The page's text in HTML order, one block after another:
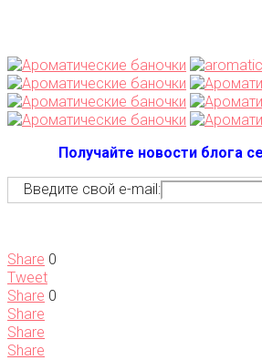
Получайте новости блога
Введите свой e-mail:
Share 0
Tweet
Share 0
Share
Share
Share